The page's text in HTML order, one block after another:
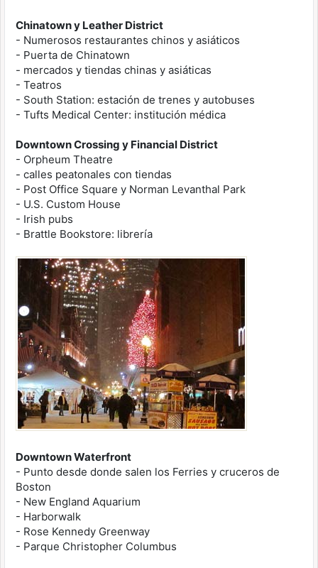
Chinatown y Leather District
- Numerosos restaurantes chinos y asiáticos
- Puerta de Chinatown
- mercados y tiendas chinas y asiáticas
- Teatros
- South Station: estación de trenes y autobuses
- Tufts Medical Center: institución médica
Downtown Crossing y Financial District
- Orpheum Theatre
- calles peatonales con tiendas
- Post Office Square y Norman Levanthal Park
- U.S. Custom House
- Irish pubs
- Brattle Bookstore: librería
Downtown Waterfront
- Punto desde donde salen los Ferries y cruceros de
Boston
- New England Aquarium
- Harborwalk
- Rose Kennedy Greenway
- Parque Christopher Columbus